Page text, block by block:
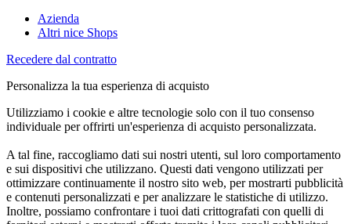
Azienda
Altri nice Shops
Recedere dal contratto
Personalizza la tua esperienza di acquisto
Utilizziamo i cookie e altre tecnologie solo con il tuo consenso
individuale per offrirti un'esperienza di acquisto personalizzata.
A tal fine, raccogliamo dati sui nostri utenti, sul loro comportamento
e sui dispositivi che utilizzano. Questi dati vengono utilizzati per
ottimizzare continuamente il nostro sito web, per mostrarti pubblicità
e contenuti personalizzati e per analizzare le statistiche di utilizzo.
Inoltre, possiamo confrontare i tuoi dati crittografati con quelli di